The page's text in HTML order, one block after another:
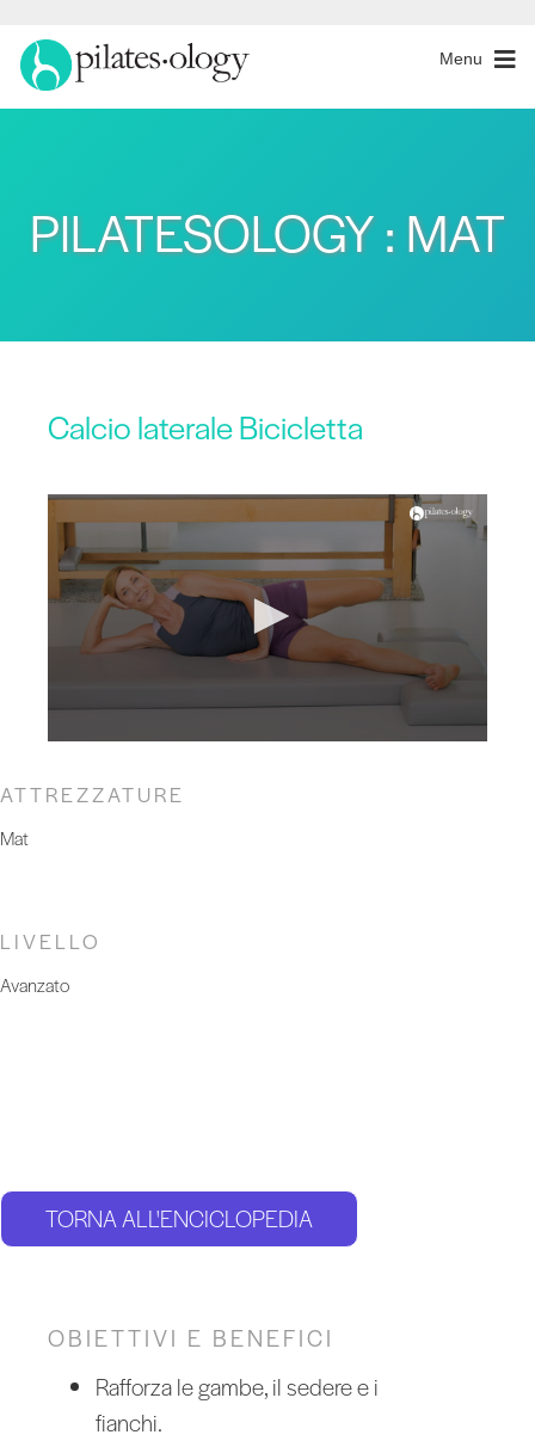
Menu
PILATESOLOGY : MAT
Calcio laterale Bicicletta
ATTREZZATURE
Mat
LIVELLO
Avanzato
TORNA ALL'ENCICLOPEDIA
OBIETTIVI E BENEFICI
Rafforza le gambe, il sedere e i
fianchi.